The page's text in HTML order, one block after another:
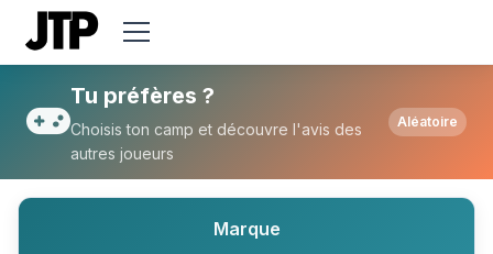
Tu préfères Sony ou Samsung ?
Tu préfères ?
Choisis ton camp et découvre l'avis des
autres joueurs
Aléatoire
Marque